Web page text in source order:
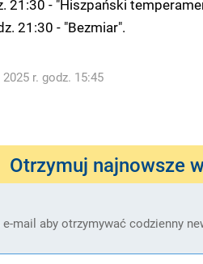
21:30 - "Hiszpański
21:30 - "Bezmiar".
r. godz. 15:45
Otrzymuj najnowsze
e-mail aby otrzymywać codzienny